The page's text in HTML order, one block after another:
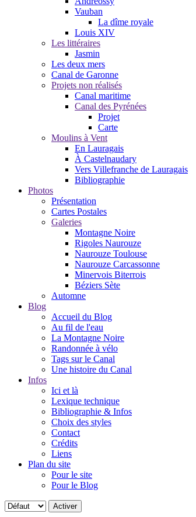
Vauban
La dîme royale
Louis XIV
Les littéraires
Jasmin
Les deux mers
Canal de Garonne
Projets non réalisés
Canal maritime
Canal des Pyrénées
Projet
Carte
Moulins à Vent
En Lauragais
À Castelnaudary
Vers Villefranche de Lauragais
Bibliographie
Photos
Présentation
Cartes Postales
Galeries
Montagne Noire
Rigoles Naurouze
Naurouze Toulouse
Naurouze Carcassonne
Minervois Biterrois
Béziers Sète
Automne
Blog
Accueil du Blog
Au fil de l'eau
La Montagne Noire
Randonnée à vélo
Tags sur le Canal
Une histoire du Canal
Infos
Ici et là
Lexique technique
Bibliographie & Infos
Choix des styles
Contact
Crédits
Liens
Plan du site
Pour le site
Pour le Blog